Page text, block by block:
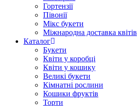
Гортензії
Півонії
Мікс букети
Міжнародна доставка квітів
Каталог
Букети
Квіти у коробці
Квіти у кошику
Великі букети
Кімнатні рослини
Кошики фруктів
Торти